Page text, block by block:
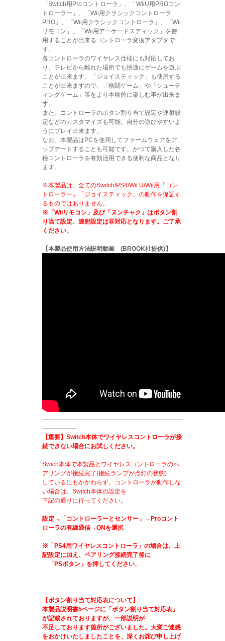
「Switch用Proコントローラ」、「WiiU用PROコン
トローラー」、「Wii用クラシックコントローラ
PRO」、「Wii用クラシックコントローラ」、「Wii
リモコン」、「Wii用アーケードスティック」を使
用することが出来るコントローラ変換アダプタで
す。
各コントローラのワイヤレス仕様にも対応してお
り、テレビから離れた場所でも快適にゲームを遊ぶ
ことが出来ます。「ジョイスティック」も使用する
ことが出来ますので、「格闘ゲーム」や「シューテ
ィングゲーム」等をより本格的に楽しむ事が出来ま
す。
また、コントローラのボタン割り当て設定や連射設
定などのカスタマイズも可能。自分の遊びやすいよ
うにプレイ出来ます。
なお、本製品はPCを使用してファームウェアをア
ップデートすることも可能です。かつて購入した各
種コントローラを有効活用できる便利な商品となり
ます。
※本製品は、全てのSwitch/PS4/Wii U/Wii用「コン
トローラー」「ジョイスティック」の動作を保証す
るものではありません。
※「Wiiリモコン」及び「ヌンチャク」はボタン割
り当て設定、連射設定は非対応となります。ご了承
ください。
【本製品使用方法説明動画 (BROOK社提供)】
----------------------------------------------------------------------
-----------------
【重要】Switch本体でワイヤレスコントローラが接
続できない場合にお試しください。
Swich本体で本製品とワイヤレスコントローラのペ
アリングが接続完了(接続ランプが点灯の状態)
しているにもかかわらず、コントローラが動作しな
い場合は、Switch本体の設定を
下記の通りに行ってください。
設定→「コントローラーとセンサー」→Proコント
ローラの有線通信→ONを選択
※「PS4用ワイヤレスコントローラ」の場合は、上
記設定に加え、ペアリング接続完了後に
「PSボタン」を押してください。
【ボタン割り当て対応表について】
本製品説明書5ページに「ボタン割り当て対応表」
が記載されておりますが、一部説明が
不足しております箇所がございました。大変ご迷惑
をおかけいたしましたことを、深くお詫び申し上げ